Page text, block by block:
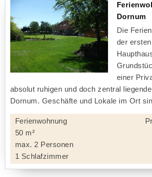
Dornum
Die
der
einer
absolut ruhigen und doch zentral
Dornum. Geschäfte und Lokale im Ort
Ferienwohnung
50 m²
max. 2 Personen
1 Schlafzimmer